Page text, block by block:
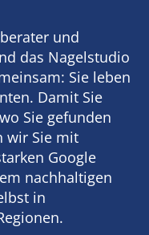
und
das Nagelstudio
Sie leben
Damit Sie
Sie gefunden
wir Sie mit
Google
nachhaltigen
in